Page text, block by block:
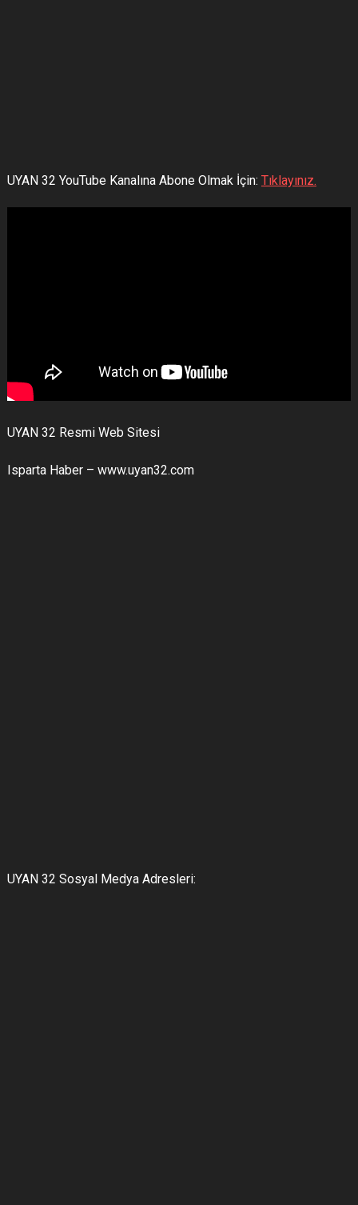
UYAN 32 YouTube Kanalına Abone Olmak İçin: Tıklayınız.
UYAN 32 Resmi Web Sitesi
Isparta Haber – www.uyan32.com
UYAN 32 Sosyal Medya Adresleri: